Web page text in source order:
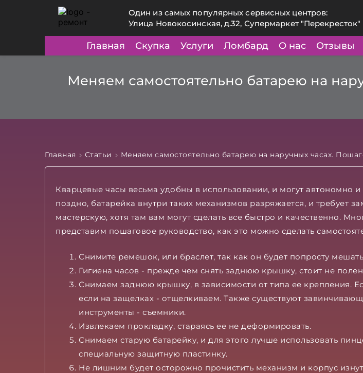
Один из самых популярных сервисных центров:
Улица Новокосинская, д.32, Супермаркет "Перекресток"
Главная Скупка Услуги Ломбард О нас Отзывы
Меняем самостоятельно батарею на
Главная Статьи Меняем самостоятельно батарею на наручных часах.
Кварцевые часы весьма удобны в использовании, и могут автономно
поздно, батарейка внутри таких механизмов разряжается, и требует
мастерскую, хотя там вам могут сделать все быстро и качественно.
представим пошаговое руководство, как это можно сделать
Снимите ремешок, или браслет, так как он будет попросту
Гигиена часов - прежде чем снять заднюю крышку, стоит не
Снимаем заднюю крышку, в зависимости от типа ее крепления.
если на защелках - отщелкиваем. Также существуют
инструменты - съемники.
Извлекаем прокладку, стараясь ее не деформировать.
Снимаем старую батарейку, и для этого лучше использовать
специальную защитную пластинку.
Не лишним будет осторожно прочистить механизм и корпус